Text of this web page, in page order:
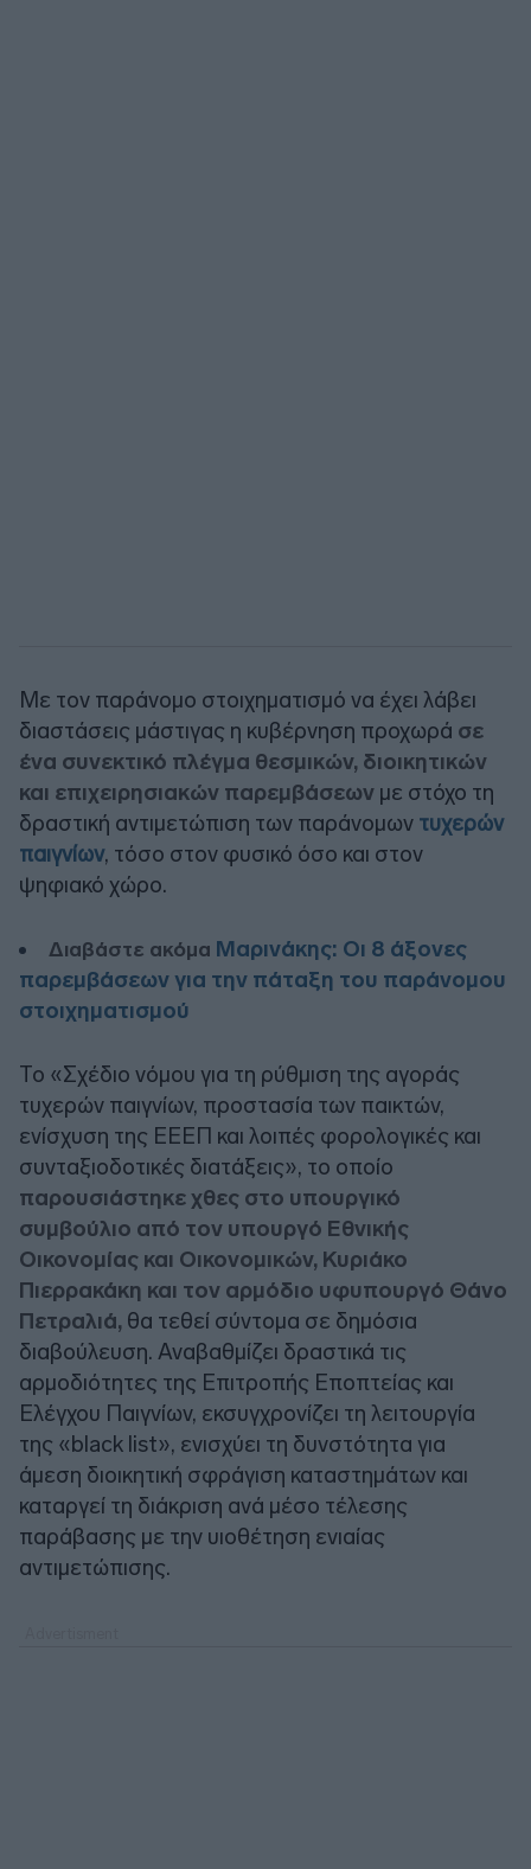
Με τον παράνομο στοιχηματισμό να έχει λάβει
διαστάσεις μάστιγας η κυβέρνηση προχωρά σε
ένα συνεκτικό πλέγμα θεσμικών, διοικητικών
και επιχειρησιακών παρεμβάσεων με στόχο τη
δραστική αντιμετώπιση των παράνομων τυχερών
παιγνίων, τόσο στον φυσικό όσο και στον
ψηφιακό χώρο.
Διαβάστε ακόμα Μαρινάκης: Οι 8 άξονες
παρεμβάσεων για την πάταξη του παράνομου
στοιχηματισμού
Το «Σχέδιο νόμου για τη ρύθμιση της αγοράς
τυχερών παιγνίων, προστασία των παικτών,
ενίσχυση της ΕΕΕΠ και λοιπές φορολογικές και
συνταξιοδοτικές διατάξεις», το οποίo
παρουσιάστηκε χθες στο υπουργικό
συμβούλιο από τον υπουργό Εθνικής
Οικονομίας και Οικονομικών, Κυριάκο
Πιερρακάκη και τον αρμόδιο υφυπουργό Θάνο
Πετραλιά, θα τεθεί σύντομα σε δημόσια
διαβούλευση. Αναβαθμίζει δραστικά τις
αρμοδιότητες της Επιτροπής Εποπτείας και
Ελέγχου Παιγνίων, εκσυγχρονίζει τη λειτουργία
της «black list», ενισχύει τη δυνστότητα για
άμεση διοικητική σφράγιση καταστημάτων και
καταργεί τη διάκριση ανά μέσο τέλεσης
παράβασης με την υιοθέτηση ενιαίας
αντιμετώπισης.